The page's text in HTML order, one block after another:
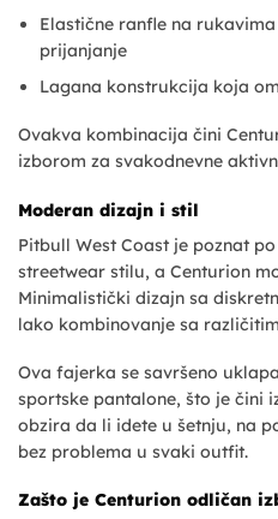
Elastične ranfle na
prijanjanje
Lagana konstrukcija koja
Ovakva kombinacija čini
izborom za svakodnevne
Moderan dizajn i stil
Pitbull West Coast je poznat
streetwear stilu, a Centurion
Minimalistički dizajn sa
lako kombinovanje sa
Ova fajerka se savršeno
sportske pantalone, što je čini
obzira da li idete u šetnju, na
bez problema u svaki outfit.
Zašto je Centurion odličan